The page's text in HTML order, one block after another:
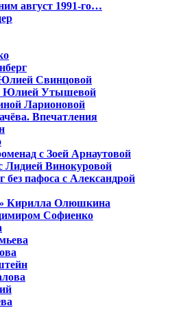
август 1991-го…
Свинцовой
Юлией Утышевой
Ларионовой
Впечатления
с Зоей Арнаутовой
Лидией Винокуровой
без пафоса с Александрой
Кирилла Олюшкина
Софиенко